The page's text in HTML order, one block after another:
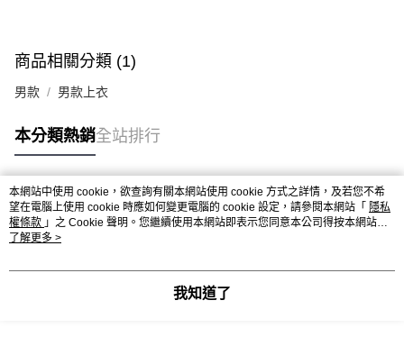
商品相關分類 (1)
男款 男款上衣
本分類熱銷全站排行
熱門標籤
本網站中使用 cookie，欲查詢有關本網站使用 cookie 方式之詳情，及若您不希
望在電腦上使用 cookie 時應如何變更電腦的 cookie 設定，請參閱本網站「 隱私
權條款 」之 Cookie 聲明。您繼續使用本網站即表示您同意本公司得按本網站使
用條款之 Cookie 聲明使用 cookie。
了解更多 >
我知道了